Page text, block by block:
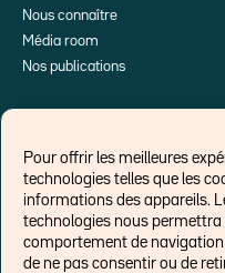
Pour offrir les meilleures
technologies telles que les
informations des appareils.
technologies nous permettra
comportement de navigation
de ne pas consentir ou de
Nous connaître
Média room
Nos publications
ME SUIVRE SUR